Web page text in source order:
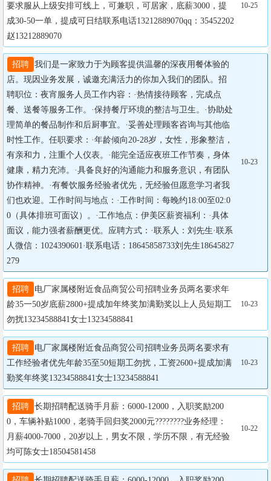
要求服从上级安排可线上，可兼职，可居家，底薪3000，提
成30-50一单，提成可日结联系电话13212889070qq：35452202
赵13212889070
10-25
招聘 我们是一家致力于为顾客提供温馨的深夜用餐体验的
店。现因业务发展，诚邀充满活力的你加入我们的团队。招
聘职位：夜宵服务人员工作内容：·热情接待顾客，完成点
餐、送餐等服务工作。·保持餐厅环境的整洁与卫生。·协助处
理简单的餐品制作和后厨事宜。·妥善处理顾客咨询与其他临
时性工作。任职要求：·年龄倾向20-28岁，女性，形象整洁，
有亲和力，注重个人仪表。·能完全适应夜班工作节奏，身体
健康，精力充沛。·具备良好的沟通能力和服务意识，有团队
协作精神。·有餐饮服务经验者优先，无经验但愿意学习者我
们也欢迎。工作时间与地点：·工作时间：每晚约18:00至02:0
0（具体排班可面议）。·工作地点：伊美区薪资福利：·具体
面议，能力强者薪酬更优。应聘方式：·联系人：刘先生·联系
人微信：1024390601·联系电话：18645858733刘先生18645827
279
10-23
招聘
电厂家属楼附近食品商贸公司招聘业务员两名要求年
龄35一50岁底薪2800+提成加年终奖加满勤奖以上人员短期工
勿扰13234588841女士13234588841
10-23
招聘
电厂家属楼附近食品商贸公司招聘业务员两名要求有
工作经验者优先年龄35至50短期工勿扰，工资2600+提成加满
勤奖年终奖13234588841女士13234588841
10-23
招聘 长期招聘配送骑手月薪：6000-12000，入职奖励200
0，车辆补贴1000，老骑手回归奖2000元????????业务经理：
月薪4000-7000，20岁以上，男女不限，学历不限，有无经验
均可陈女士18504581458
10-22